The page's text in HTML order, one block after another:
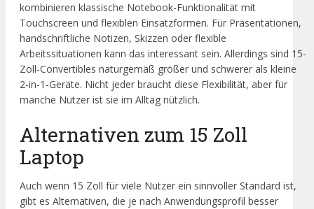
kombinieren klassische Notebook-Funktionalität mit
Touchscreen und flexiblen Einsatzformen. Für Präsentationen,
handschriftliche Notizen, Skizzen oder flexible
Arbeitssituationen kann das interessant sein. Allerdings sind 15-
Zoll-Convertibles naturgemäß größer und schwerer als kleine
2-in-1-Geräte. Nicht jeder braucht diese Flexibilität, aber für
manche Nutzer ist sie im Alltag nützlich.
Alternativen zum 15 Zoll
Laptop
Auch wenn 15 Zoll für viele Nutzer ein sinnvoller Standard ist,
gibt es Alternativen, die je nach Anwendungsprofil besser